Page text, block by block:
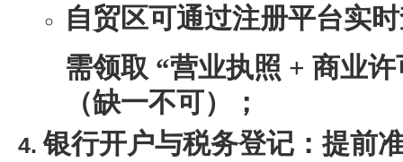
自贸区可通过注册平台实
需领取 “营业执照 + 商业
（缺一不可）；
银行开户与税务登记：提前